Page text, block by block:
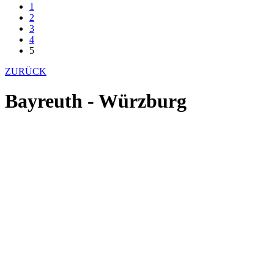
1
2
3
4
5
ZURÜCK
Bayreuth - Würzburg